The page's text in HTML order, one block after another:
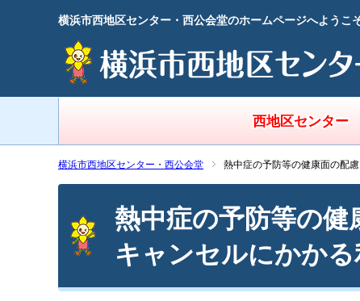
横浜市西地区センター・西公会堂のホームページへようこ
西地区センター
横浜市西地区センター・西公会堂 熱中症の予防等の健康面の配
熱中症の予防等の
キャンセルにかか